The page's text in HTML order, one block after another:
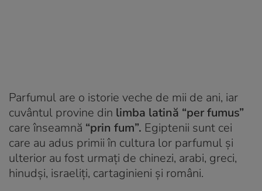
Parfumul are o istorie veche de mii de ani, iar
cuvântul provine din limba latină “per fumus”
care înseamnă “prin fum”. Egiptenii sunt cei
care au adus primii în cultura lor parfumul și
ulterior au fost urmați de chinezi, arabi, greci,
hinudși, israeliți, cartaginieni și români.